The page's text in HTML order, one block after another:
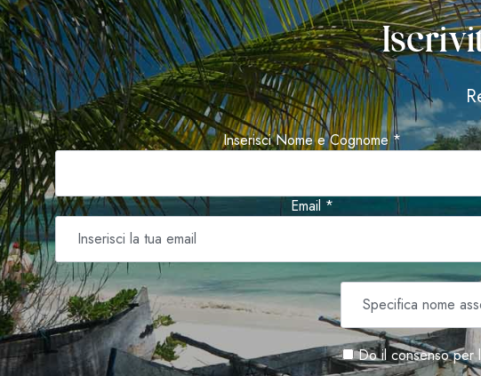
Inserisci Nome e Cognome *
Email *
Do il consenso per